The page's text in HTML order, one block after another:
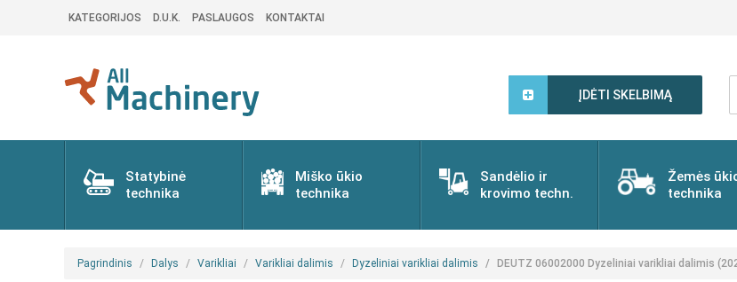
KATEGORIJOS D.U.K. PASLAUGOS KONTAKTAI
ĮDĖTI SKELBIMĄ
Statybinė
technika
Miško ūkio
technika
Sandėlio ir
krovimo techn.
Žemės
technika
Pagrindinis Dalys Varikliai Varikliai dalimis Dyzeliniai varikliai dalimis DEUTZ 06002000 Dyzeliniai varikliai dalimis